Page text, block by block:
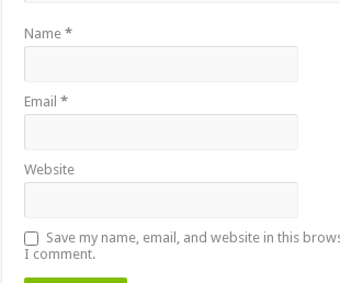
Name*
Email*
Website
Save my name, email, and website in this
I comment.